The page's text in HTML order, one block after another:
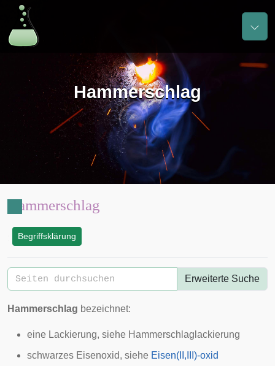
Hammerschlag
Hammerschlag
Begriffsklärung
Erweiterte Suche
Hammerschlag bezeichnet:
eine Lackierung, siehe Hammerschlaglackierung
schwarzes Eisenoxid, siehe Eisen(II,III)-oxid